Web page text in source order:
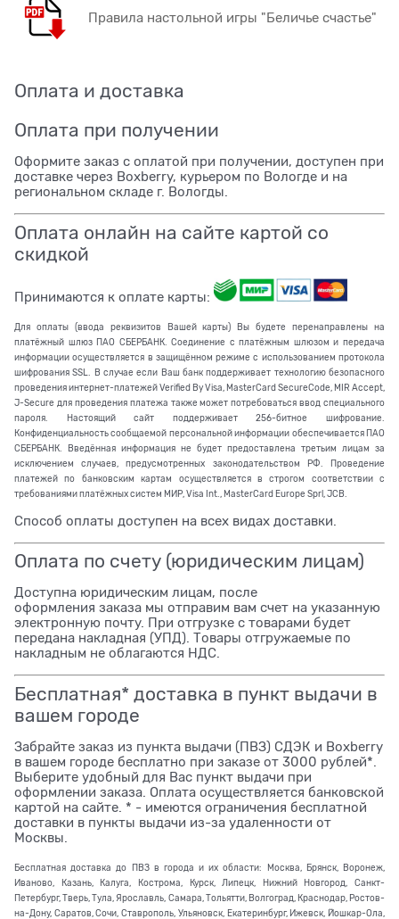
Правила настольной игры "Беличье счастье"
Оплата и доставка
Оплата при получении
Оформите заказ с оплатой при получении, доступен при
доставке через Boxberry, курьером по Вологде и на
региональном складе г. Вологды.
Оплата онлайн на сайте картой со
скидкой
Принимаются к оплате карты:
Для оплаты (ввода реквизитов Вашей карты) Вы будете перенаправлены на
платёжный шлюз ПАО СБЕРБАНК. Соединение с платёжным шлюзом и передача
информации осуществляется в защищённом режиме с использованием протокола
шифрования SSL. В случае если Ваш банк поддерживает технологию безопасного
проведения интернет-платежей Verified By Visa, MasterCard SecureCode, MIR Accept,
J-Secure для проведения платежа также может потребоваться ввод специального
пароля. Настоящий сайт поддерживает 256-битное шифрование.
Конфиденциальность сообщаемой персональной информации обеспечивается ПАО
СБЕРБАНК. Введённая информация не будет предоставлена третьим лицам за
исключением случаев, предусмотренных законодательством РФ. Проведение
платежей по банковским картам осуществляется в строгом соответствии с
требованиями платёжных систем МИР, Visa Int., MasterCard Europe Sprl, JCB.
Способ оплаты доступен на всех видах доставки.
Оплата по счету (юридическим лицам)
Доступна юридическим лицам, после
оформления заказа мы отправим вам счет на указанную
электронную почту. При отгрузке с товарами будет
передана накладная (УПД). Товары отгружаемые по
накладным не облагаются НДС.
Бесплатная* доставка в пункт выдачи в
вашем городе
Забрайте заказ из пункта выдачи (ПВЗ) СДЭК и Boxberry
в вашем городе бесплатно при заказе от 3000 рублей*.
Выберите удобный для Вас пункт выдачи при
оформлении заказа. Оплата осуществляется банковской
картой на сайте. * - имеются ограничения бесплатной
доставки в пункты выдачи из-за удаленности от
Москвы.
Бесплатная доставка до ПВЗ в города и их области: Москва, Брянск, Воронеж,
Иваново, Казань, Калуга, Кострома, Курск, Липецк, Нижний Новгород, Санкт-
Петербург, Тверь, Тула, Ярославль, Самара, Тольятти, Волгоград, Краснодар, Ростов-
на-Дону, Саратов, Сочи, Ставрополь, Ульяновск, Екатеринбург, Ижевск, Йошкар-Ола,